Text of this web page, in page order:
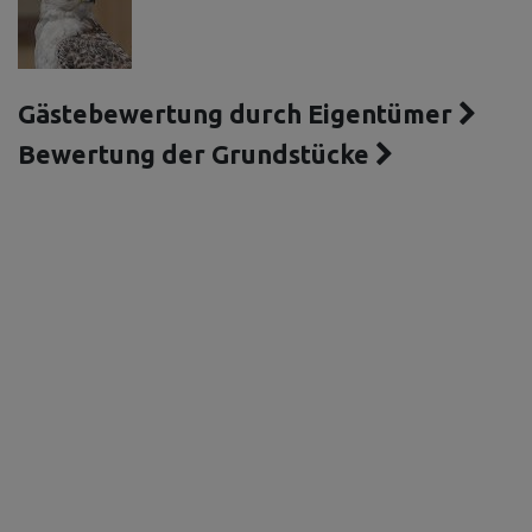
Gästebewertung durch Eigentümer
Bewertung der Grundstücke